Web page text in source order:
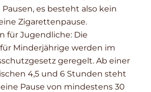
es besteht also kein
Zigarettenpause.
für Jugendliche: Die
Minderjährige werden im
geregelt. Ab einer
4,5 und 6 Stunden steht
Pause von mindestens 30